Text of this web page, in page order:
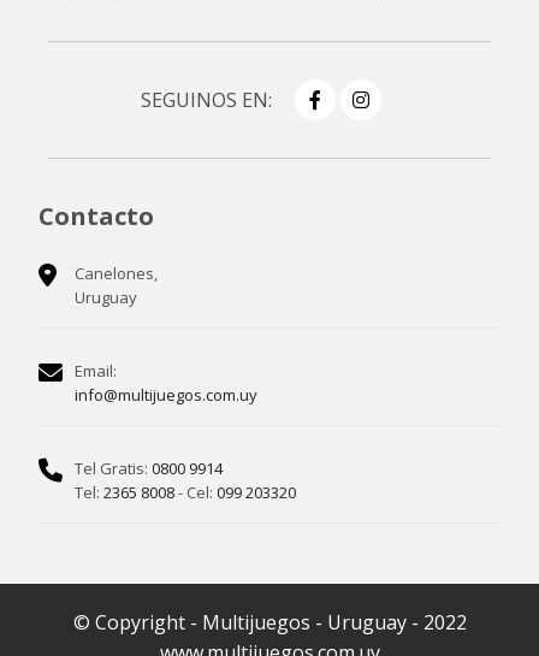
SEGUINOS EN:
Contacto
Canelones,
Uruguay
Email:
info@multijuegos.com.uy
Tel Gratis: 0800 9914
Tel: 2365 8008- Cel: 099 203320
© Copyright - Multijuegos - Uruguay - 2022